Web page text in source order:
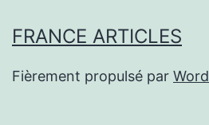
FRANCE ARTICLES
Fièrement propulsé par